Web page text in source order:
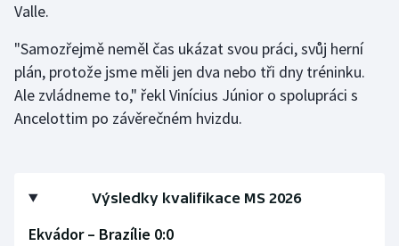
Olympijské hry
Parasport
Plavání
Rychlobruslení
Valle.
"Samozřejmě neměl čas ukázat svou práci, svůj herní
plán, protože jsme měli jen dva nebo tři dny tréninku.
Ale zvládneme to," řekl Vinícius Júnior o spolupráci s
Ancelottim po závěrečném hvizdu.
Výsledky kvalifikace MS 2026
Ekvádor – Brazílie 0:0